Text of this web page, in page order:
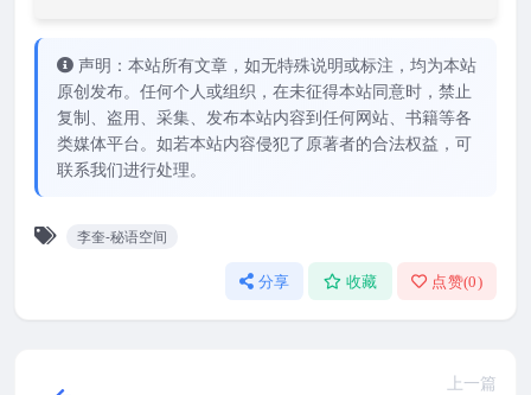
声明：本站所有文章，如无特殊说明或标注，均为本站
原创发布。任何个人或组织，在未征得本站同意时，禁止
复制、盗用、采集、发布本站内容到任何网站、书籍等各
类媒体平台。如若本站内容侵犯了原著者的合法权益，可
联系我们进行处理。
李奎-秘语空间
分享 收藏 点赞(0)
上一篇